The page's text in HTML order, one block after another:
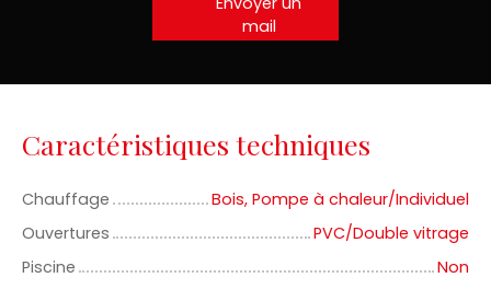
mail
Caractéristiques techniques
Chauffage
Bois, Pompe à chaleur/Individuel
Ouvertures
PVC/Double vitrage
Piscine
Non